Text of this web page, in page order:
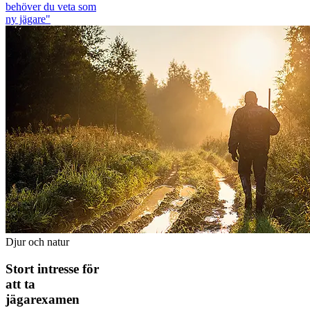
behöver du veta som
ny jägare"
Djur och natur
Stort intresse för
att ta
jägarexamen